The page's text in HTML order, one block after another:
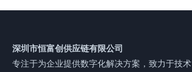
深圳市恒富创供应链有限公司
专注于为企业提供数字化解决方案，致力于技术